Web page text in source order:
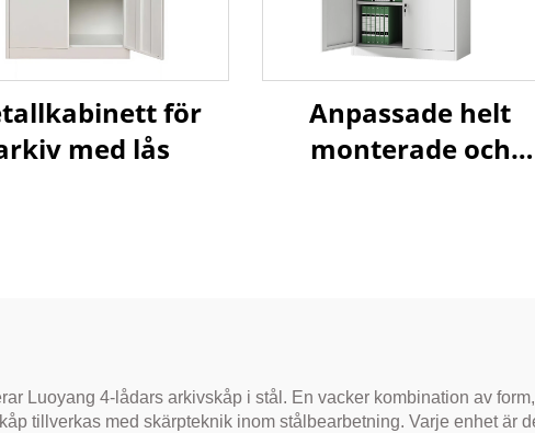
för
med lås
Anpassade helt
monterade och
Luoyang 4-lådars arkivskåp i stål. En vacker kombination av
tillverkas med skärpteknik inom stålbearbetning. Varje enhet är